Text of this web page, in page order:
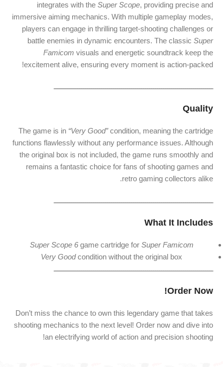
integrates with the Super Scope, providing precise and
immersive aiming mechanics. With multiple gameplay modes,
players can engage in thrilling target-shooting challenges or
battle enemies in dynamic encounters. The classic Super
Famicom visuals and energetic soundtrack keep the
excitement alive, ensuring every moment is action-packed!
ــــــــــــــــــــــــــــــــــــــــــــــــــــــــــــــــــــــــــــــــ
Quality
The game is in “Very Good”condition, meaning the cartridge
functions flawlessly without any performance issues. Although
the original box is not included, the game runs smoothly and
remains a fantastic choice for fans of shooting games and
retro gaming collectors alike.
ــــــــــــــــــــــــــــــــــــــــــــــــــــــــــــــــــــــــــــــــ
What It Includes
Super Scope 6game cartridge for Super Famicom
Very Goodcondition without the original box
ــــــــــــــــــــــــــــــــــــــــــــــــــــــــــــــــــــــــــــــــ
Order Now!
Don’t miss the chance to own this legendary game that takes
shooting mechanics to the next level! Order now and dive into
an electrifying world of action and precision shooting!